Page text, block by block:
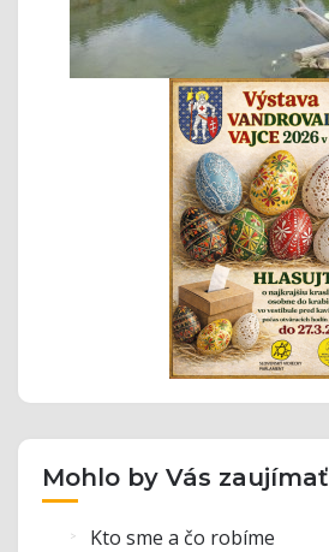
Mohlo by Vás zaujímať
Kto sme a čo robíme